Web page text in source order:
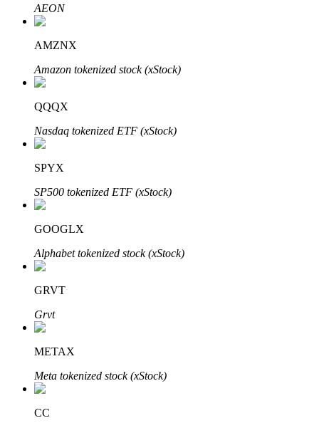
Otomatik Yatırım
Uzun vadeli kâr ve esnek çıkarlar elde edin
Stake Etmeyi Öğrenin
Pasif gelir kazanma hakkında bilgi edinin
AEON
AMZNX
Amazon tokenized stock (xStock)
QQQX
Nasdaq tokenized ETF (xStock)
SPYX
SP500 tokenized ETF (xStock)
GOOGLX
Alphabet tokenized stock (xStock)
GRVT
Grvt
METAX
Meta tokenized stock (xStock)
CC